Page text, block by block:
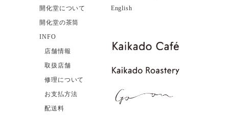
開化堂について
開化堂の茶筒
INFO
店舗情報
取扱店舗
修理について
お支払方法
配送料
English